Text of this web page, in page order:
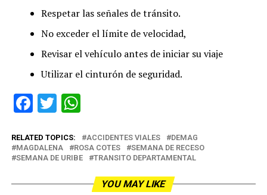
Respetar las señales de tránsito.
No exceder el límite de velocidad,
Revisar el vehículo antes de iniciar su viaje
Utilizar el cinturón de seguridad.
Facebook
TwitterWhatsApp
RELATED TOPICS: ACCIDENTES VIALES
DEMAG
MAGDALENA
ROSA COTES
SEMANA DE RECESO
SEMANA DE URIBE
TRANSITO DEPARTAMENTAL
YOU MAY LIKE